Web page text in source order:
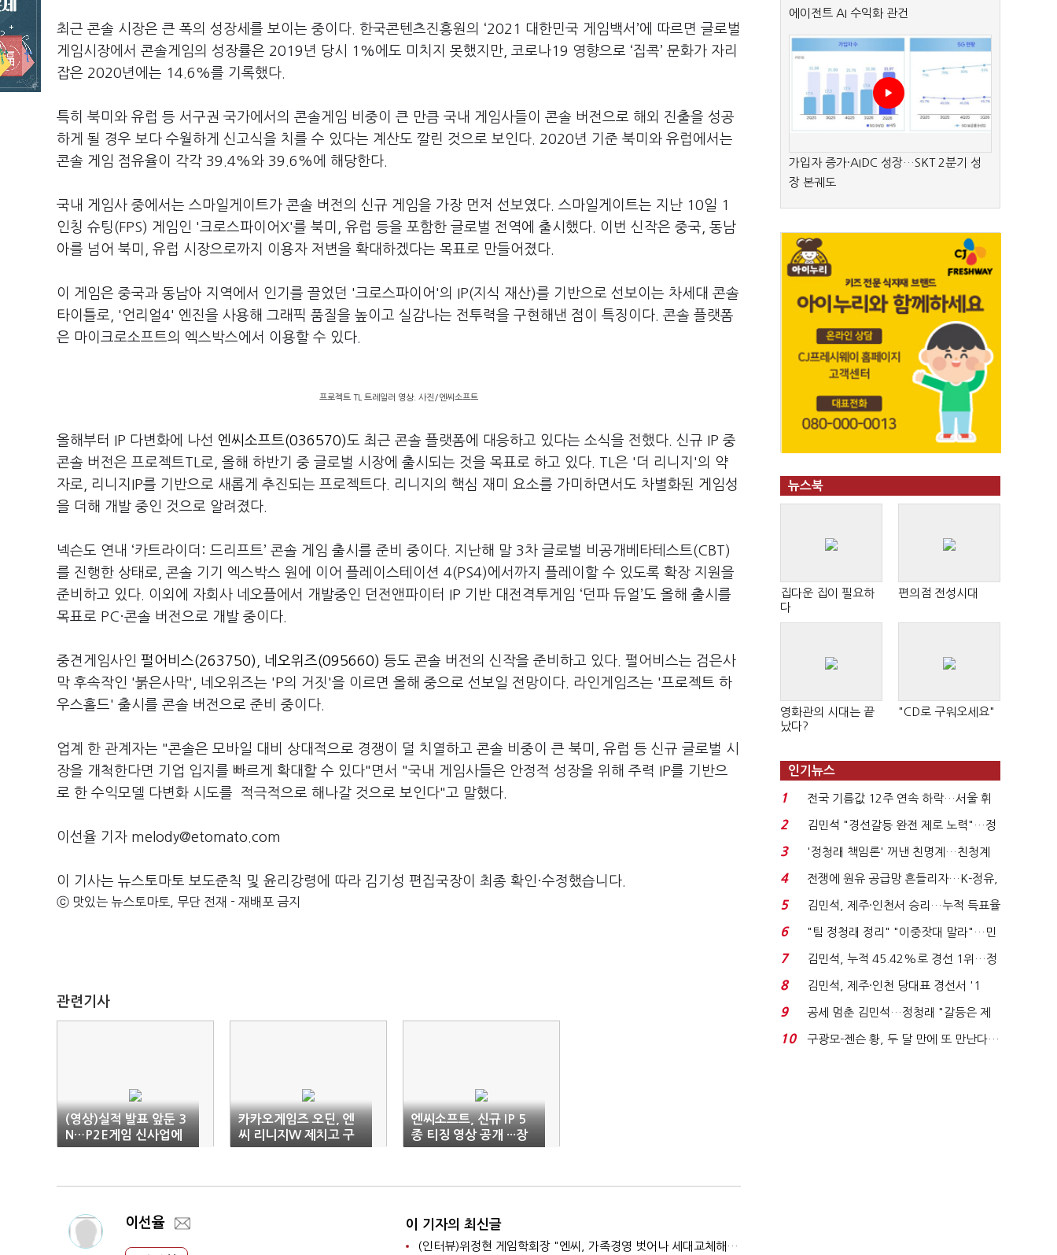
최근 콘솔 시장은 큰 폭의 성장세를 보이는 중이다. 한국콘텐츠진흥원의 ‘2021 대한민국 게임백서’에 따르면 글로벌
게임시장에서 콘솔게임의 성장률은 2019년 당시 1%에도 미치지 못했지만, 코로나19 영향으로 ‘집콕’ 문화가 자리
잡은 2020년에는 14.6%를 기록했다.
특히 북미와 유럽 등 서구권 국가에서의 콘솔게임 비중이 큰 만큼 국내 게임사들이 콘솔 버전으로 해외 진출을 성공
하게 될 경우 보다 수월하게 신고식을 치를 수 있다는 계산도 깔린 것으로 보인다. 2020년 기준 북미와 유럽에서는
콘솔 게임 점유율이 각각 39.4%와 39.6%에 해당한다.
국내 게임사 중에서는 스마일게이트가 콘솔 버전의 신규 게임을 가장 먼저 선보였다. 스마일게이트는 지난 10일 1
인칭 슈팅(FPS) 게임인 '크로스파이어X'를 북미, 유럽 등을 포함한 글로벌 전역에 출시했다. 이번 신작은 중국, 동남
아를 넘어 북미, 유럽 시장으로까지 이용자 저변을 확대하겠다는 목표로 만들어졌다.
이 게임은 중국과 동남아 지역에서 인기를 끌었던 '크로스파이어'의 IP(지식 재산)를 기반으로 선보이는 차세대 콘솔
타이틀로, '언리얼4' 엔진을 사용해 그래픽 품질을 높이고 실감나는 전투력을 구현해낸 점이 특징이다. 콘솔 플랫폼
은 마이크로소프트의 엑스박스에서 이용할 수 있다.
프로젝트 TL 트레일러 영상. 사진/엔씨소프트
올해부터 IP 다변화에 나선 엔씨소프트(036570)도 최근 콘솔 플랫폼에 대응하고 있다는 소식을 전했다. 신규 IP 중
콘솔 버전은 프로젝트TL로, 올해 하반기 중 글로벌 시장에 출시되는 것을 목표로 하고 있다. TL은 '더 리니지'의 약
자로, 리니지IP를 기반으로 새롭게 추진되는 프로젝트다. 리니지의 핵심 재미 요소를 가미하면서도 차별화된 게임성
을 더해 개발 중인 것으로 알려졌다.
넥슨도 연내 ‘카트라이더: 드리프트’ 콘솔 게임 출시를 준비 중이다. 지난해 말 3차 글로벌 비공개베타테스트(CBT)
를 진행한 상태로, 콘솔 기기 엑스박스 원에 이어 플레이스테이션 4(PS4)에서까지 플레이할 수 있도록 확장 지원을
준비하고 있다. 이외에 자회사 네오플에서 개발중인 던전앤파이터 IP 기반 대전격투게임 ‘던파 듀얼’도 올해 출시를
목표로 PC·콘솔 버전으로 개발 중이다.
중견게임사인 펄어비스(263750) 네오위즈(095660) 등도 콘솔 버전의 신작을 준비하고 있다. 펄어비스는 검은사
막 후속작인 '붉은사막', 네오위즈는 'P의 거짓'을 이르면 올해 중으로 선보일 전망이다. 라인게임즈는 '프로젝트 하
우스홀드' 출시를 콘솔 버전으로 준비 중이다.
업계 한 관계자는 "콘솔은 모바일 대비 상대적으로 경쟁이 덜 치열하고 콘솔 비중이 큰 북미, 유럽 등 신규 글로벌 시
장을 개척한다면 기업 입지를 빠르게 확대할 수 있다"면서 "국내 게임사들은 안정적 성장을 위해 주력 IP를 기반으
로 한 수익모델 다변화 시도를 적극적으로 해나갈 것으로 보인다"고 말했다.
이선율 기자 melody@etomato.com
이 기사는 뉴스토마토 보도준칙 및 윤리강령에 따라 김기성 편집국장이 최종 확인·수정했습니다.
ⓒ 맛있는 뉴스토마토, 무단 전재 - 재배포 금지
관련기사
(영상)실적 발표 앞둔 3
N…P2E게임 신사업에
쏠리는 눈
카카오게임즈 오딘, 엔
씨 리니지W 제치고 구
글 매출 1위 복귀
엔씨소프트, 신규 IP 5
종 티징 영상 공개 ···장
르·플랫폼 다변화
이선율 이 기자의 최신글
(인터뷰)위정현 게임학회장 "엔씨, 가족경영 벗어나 세대교체해야"
에이전트 AI 수익화 관건
가입자 증가·AIDC 성장…SKT 2분기 성
장 본궤도
뉴스북
집다운 집이 필요하
다
편의점 전성시대
영화관의 시대는 끝
났다?
"CD로 구워오세요"
인기뉴스
1
전국 기름값 12주 연속 하락…서울 휘
발윳값 1909원...
2
김민석 "경선갈등 완전 제로 노력"…정
청래 "반명 공세 사...
3
'정청래 책임론' 꺼낸 친명계…친청계
는 추가투표 때리기...
4
전쟁에 원유 공급망 흔들리자…K-정유,
에너지안보 핵심...
5
김민석, 제주·인천서 승리…누적 득표율
'1위 탈환'(종합)...
6
"팀 정청래 정리" "이중잣대 말라"…민
주 최고위원 계파 다...
7
김민석, 누적 45.42%로 경선 1위…정
청래와 격차 0.86%p(...
8
김민석, 제주·인천 당대표 경선서 '1
위'(1보)...
9
공세 멈춘 김민석…정청래 "갈등은 제
가 수습"
10
구광모-젠슨 황, 두 달 만에 또 만난다…